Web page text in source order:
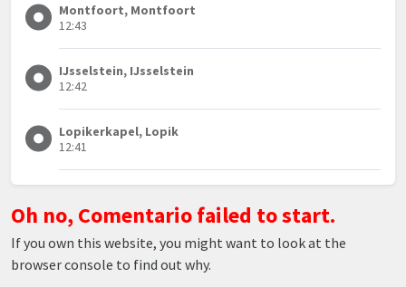
Montfoort, Montfoort
12:43
IJsselstein, IJsselstein
12:42
Lopikerkapel, Lopik
12:41
Oh no, Comentario failed to start.
If you own this website, you might want to look at the
browser console to find out why.